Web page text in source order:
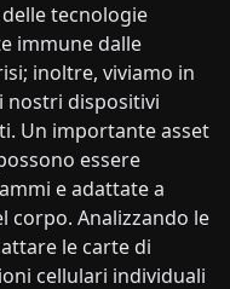
tecnologie
immune dalle
inoltre, viviamo in
nostri dispositivi
Un importante asset
essere
e adattate a
corpo. Analizzando le
le carte di
cellulari individuali